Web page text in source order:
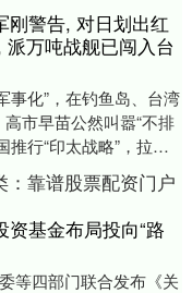
刚警告, 对日划出红
万吨战舰已闯入台
事化”，在钓鱼岛、台湾
市早苗公然叫嚣“不排
推行“印太战略”，拉拢
平台，台海成为大国博
：靠谱股票配资门户
基金布局投向“路
等四部门联合发布《关